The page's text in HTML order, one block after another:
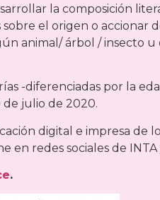
la composición
el origen o accionar
animal/ árbol / insecto
-diferenciadas por la
julio de 2020.
digital e impresa de
en redes sociales de
.